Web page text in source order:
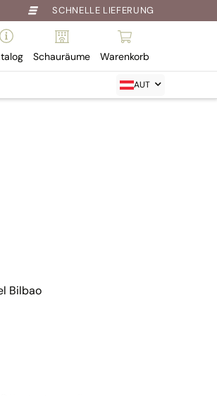
SCHNELLE LIEFERUNG
Schauräume Warenkorb
AUT
Bilbao